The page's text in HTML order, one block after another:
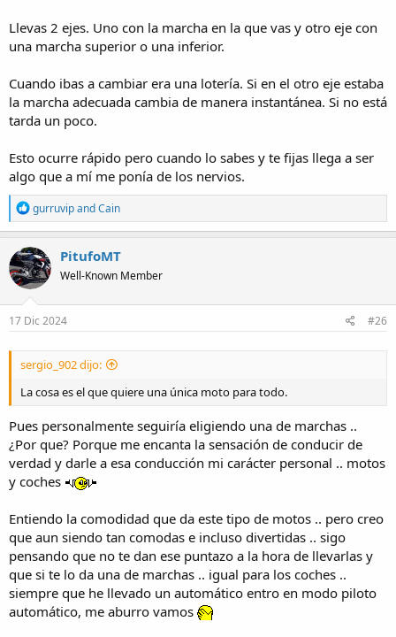
Llevas 2 ejes. Uno con la marcha en la que vas y otro eje con
una marcha superior o una inferior.
Cuando ibas a cambiar era una lotería. Si en el otro eje estaba
la marcha adecuada cambia de manera instantánea. Si no está
tarda un poco.
Esto ocurre rápido pero cuando lo sabes y te fijas llega a ser
algo que a mí me ponía de los nervios.
R
e
a
c
t
i
o
n
s
gurruvipandCain
PitufoMT
Well-Known Member
17 Dic 2024 #26
sergio_902 dijo:
La cosa es el que quiere una única moto para todo.
Pues personalmente seguiría eligiendo una de marchas ..
¿Por que? Porque me encanta la sensación de conducir de
verdad y darle a esa conducción mi carácter personal .. motos
y coches
Entiendo la comodidad que da este tipo de motos .. pero creo
que aun siendo tan comodas e incluso divertidas .. sigo
pensando que no te dan ese puntazo a la hora de llevarlas y
que si te lo da una de marchas .. igual para los coches ..
siempre que he llevado un automático entro en modo piloto
automático, me aburro vamos